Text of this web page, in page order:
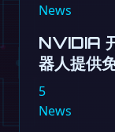
News
NVIDIA
器人提供
5
News